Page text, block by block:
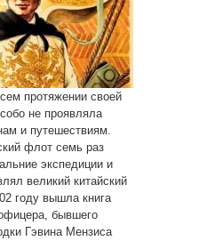
протяжении своей
не проявляла
и путешествиям.
флот семь раз
экспедиции и
великий китайский
году вышла книга
бывшего
Гэвина Мензиса